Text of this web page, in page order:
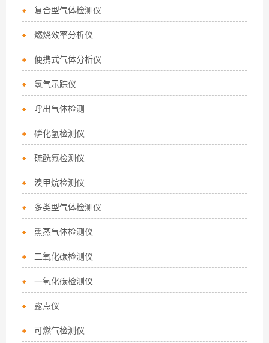
复合型气体检测仪
燃烧效率分析仪
便携式气体分析仪
氢气示踪仪
呼出气体检测
磷化氢检测仪
硫酰氟检测仪
溴甲烷检测仪
多类型气体检测仪
熏蒸气体检测仪
二氧化碳检测仪
一氧化碳检测仪
露点仪
可燃气检测仪